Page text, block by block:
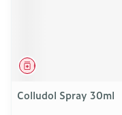
Geneesmiddel
Colludol Spray 30ml